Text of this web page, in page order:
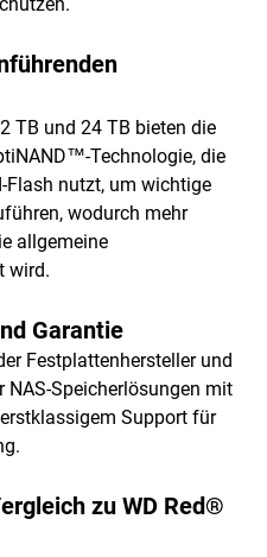
TB und 24 TB bieten die
Technologie, die
Flash nutzt, um wichtige
wodurch mehr
allgemeine
wird.
Garantie
Festplattenhersteller und
NAS-Speicherlösungen mit
Support für
zu WD Red®